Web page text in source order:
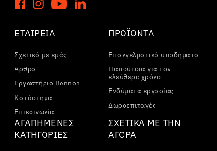
ΕΤΑΙΡΕΊΑ
Σχετικά με εμάς
Άρθρα
Εργαστήριο Bennon
Κατάστημα
Επικοινωνία
ΠΡΟΪΌΝΤΑ
Επαγγελματικά υποδήματα
Παπούτσια για τον
ελεύθερο χρόνο
Ενδύματα εργασίας
Δωροεπιταγές
ΑΓΑΠΗΜΈΝΕΣ
ΚΑΤΗΓΟΡΊΕΣ
ΣΧΕΤΙΚΆ ΜΕ ΤΗΝ
ΑΓΟΡΆ